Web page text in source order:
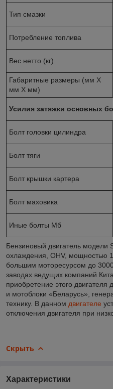
Тип смазки
Потребление топлива
Вес нетто (кг)
Габаритные размеры (мм X
мм X мм)
Усилия затяжки основных
Болт головки цилиндра
Болт тяги
Болт крышки картера
Болт маховика
Иные болты Мб
Бензиновый двигатель модели
охлаждения, OHV, мощностью
большим моторесурсом до
заводах ведущих компаний
приобретение этого двигателя
и мотоблоки «Беларусь»,
технику. В данном двигателе
отключения двигателя при
Скрыть
Характеристики